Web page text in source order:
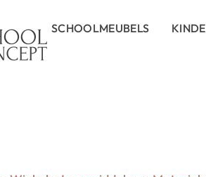
SCHOOLMEUBELS